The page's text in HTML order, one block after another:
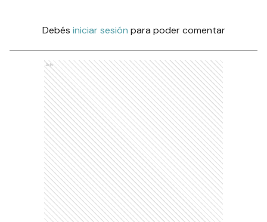
Debés iniciar sesión para poder comentar
Ads